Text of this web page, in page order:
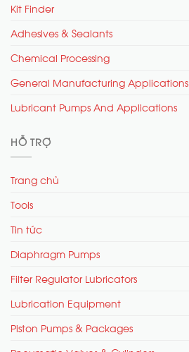
Kit Finder
Adhesives & Sealants
Chemical Processing
General Manufacturing Applications
Lubricant Pumps And Applications
HỖ TRỢ
Trang chủ
Tools
Tin tức
Diaphragm Pumps
Filter Regulator Lubricators
Lubrication Equipment
Piston Pumps & Packages